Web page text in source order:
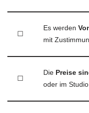
☐
Es werden
mit
☐
Die Preise
oder im